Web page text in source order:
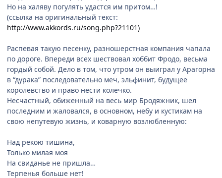
Но на халяву погулять удастся им притом…!
(ссылка на оригинальный текст:
http://www.akkords.ru/song.php?21101)
Распевая такую песенку, разношерстная компания чапала
по дороге. Впереди всех шествовал хоббит Фродо, весьма
гордый собой. Дело в том, что утром он выиграл у Арагорна
в “дурака” последовательно меч, эльфинит, будущее
королевство и право нести колечко.
Несчастный, обиженный на весь мир Бродяжник, шел
последним и жаловался, в основном, небу и кустикам на
свою непутевую жизнь, и коварную возлюбленную:
Над рекою тишина,
Только милая моя
На свиданье не пришла…
Терпенья больше нет!